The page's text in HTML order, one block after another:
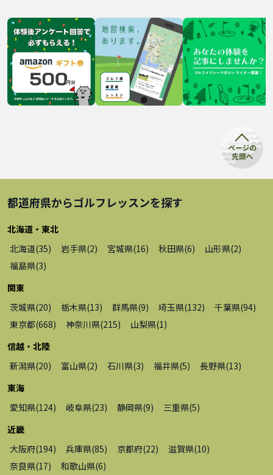
都道府県からゴルフレッスンを探す
北海道・東北
北海道(35) 岩手県(2) 宮城県(16) 秋田県(6) 山形県(2)
福島県(3)
関東
茨城県(20) 栃木県(13) 群馬県(9) 埼玉県(132) 千葉県(94)
東京都(668) 神奈川県(215) 山梨県(1 )
信越・北陸
新潟県(20) 富山県(2) 石川県(3) 福井県(5) 長野県(13)
東海
愛知県(124) 岐阜県(23) 静岡県(9) 三重県(5)
近畿
大阪府(194) 兵庫県(85) 京都府(22) 滋賀県(10)
奈良県(17) 和歌山県(6)